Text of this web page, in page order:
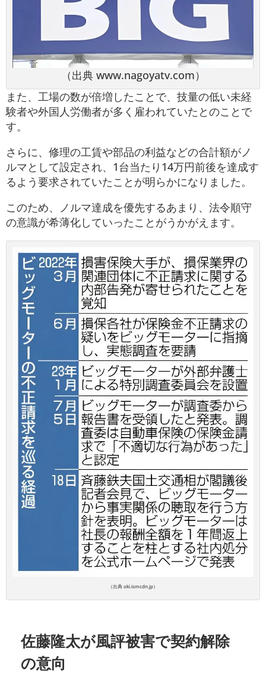
（出典 www.nagoyatv.com）
また、工場の数が倍増したことで、技量の低い未経
験者や外国人労働者が多く雇われていたとのことで
す。
さらに、修理の工賃や部品の利益などの合計額がノ
ルマとして設定され、1台当たり14万円前後を達成す
るよう要求されていたことが明らかになりました。
このため、ノルマ達成を優先するあまり、法令順守
の意識が希薄化していったことがうかがえます。
（出典 oki.ismcdn.jp）
佐藤隆太が風評被害で契約解除
の意向